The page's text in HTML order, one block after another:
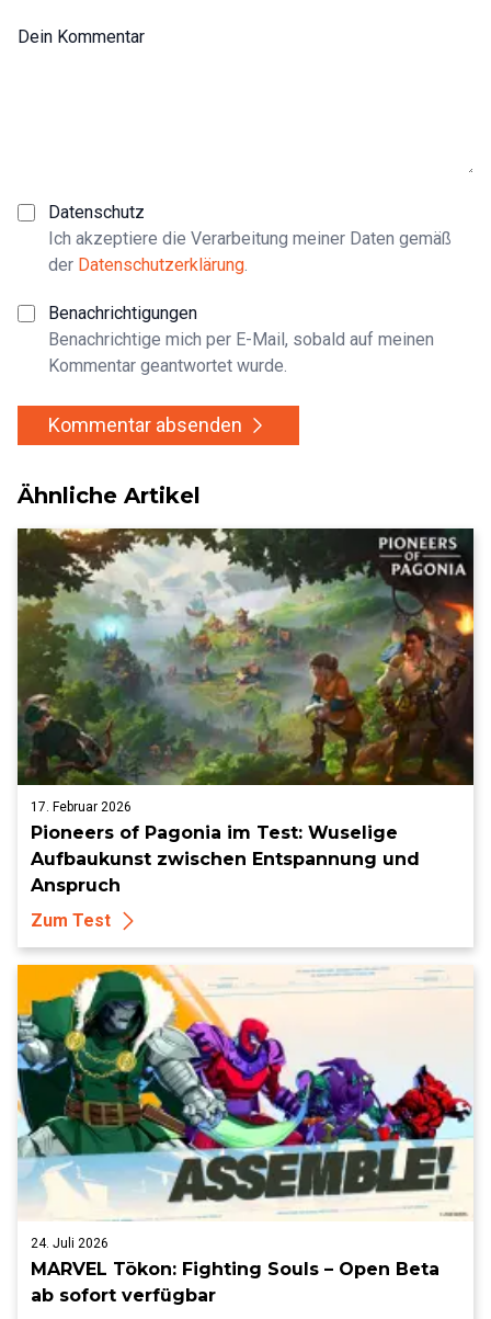
Dein Kommentar
Datenschutz
Ich akzeptiere die Verarbeitung meiner Daten gemäß
der Datenschutzerklärung.
Benachrichtigungen
Benachrichtige mich per E-Mail, sobald auf meinen
Kommentar geantwortet wurde.
Kommentar absenden
Ähnliche Artikel
17. Februar 2026
Pioneers of Pagonia im Test: Wuselige
Aufbaukunst zwischen Entspannung und
Anspruch
Zum Test
24. Juli 2026
MARVEL Tōkon: Fighting Souls – Open Beta
ab sofort verfügbar